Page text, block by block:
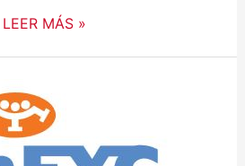
LEER MÁS »
LA
SEMFYC
PIDE
ATAJAR